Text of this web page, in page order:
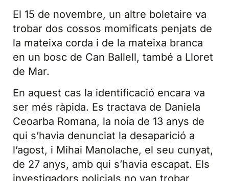
El 15 de novembre, un altre boletaire va
trobar dos cossos momificats penjats de
la mateixa corda i de la mateixa branca
en un bosc de Can Ballell, també a Lloret
de Mar.
En aquest cas la identificació encara va
ser més ràpida. Es tractava de Daniela
Ceoarba Romana, la noia de 13 anys de
qui s’havia denunciat la desaparició a
l’agost, i Mihai Manolache, el seu cunyat,
de 27 anys, amb qui s’havia escapat. Els